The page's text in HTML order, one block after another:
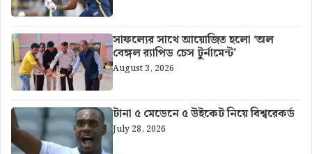
সাফল্যের সাথে আয়োজিত হলো ‘অল
বেঙ্গল র‍্যাপিড চেস টুর্নামেন্ট’
August 3, 2026
টানা ৫ মেডেনে ৫ উইকেট নিয়ে বিশ্বরেকর্ড
July 28, 2026